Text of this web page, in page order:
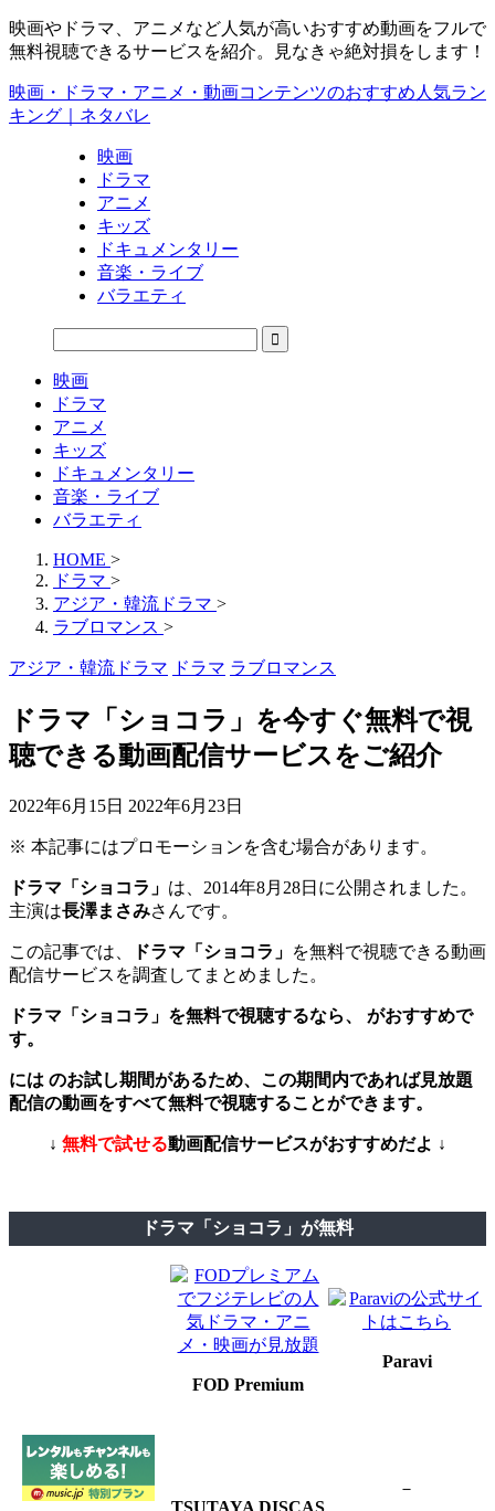
映画やドラマ、アニメなど人気が高いおすすめ動画をフルで
無料視聴できるサービスを紹介。見なきゃ絶対損をします！
映画・ドラマ・アニメ・動画コンテンツのおすすめ人気ラン
キング｜ネタバレ
映画
ドラマ
アニメ
キッズ
ドキュメンタリー
音楽・ライブ
バラエティ
映画
ドラマ
アニメ
キッズ
ドキュメンタリー
音楽・ライブ
バラエティ
HOME >
ドラマ >
アジア・韓流ドラマ >
ラブロマンス >
アジア・韓流ドラマ ドラマ ラブロマンス
ドラマ「ショコラ」を今すぐ無料で視
聴できる動画配信サービスをご紹介
2022年6月15日 2022年6月23日
※ 本記事にはプロモーションを含む場合があります。
ドラマ「ショコラ」 は、2014年8月28日に公開されました。
主演は長澤まさみさんです。
この記事では、 ドラマ「ショコラ」 を無料で視聴できる動画
配信サービスを調査してまとめました。
ドラマ「ショコラ」を無料で視聴するなら、 がおすすめで
す。
には のお試し期間があるため、この期間内であれば見放題
配信の動画をすべて無料で視聴することができます。
↓ 無料で試せる動画配信サービスがおすすめだよ ↓
ドラマ「ショコラ」が無料
FOD Premium
Paravi
TSUTAYA DISCAS
－